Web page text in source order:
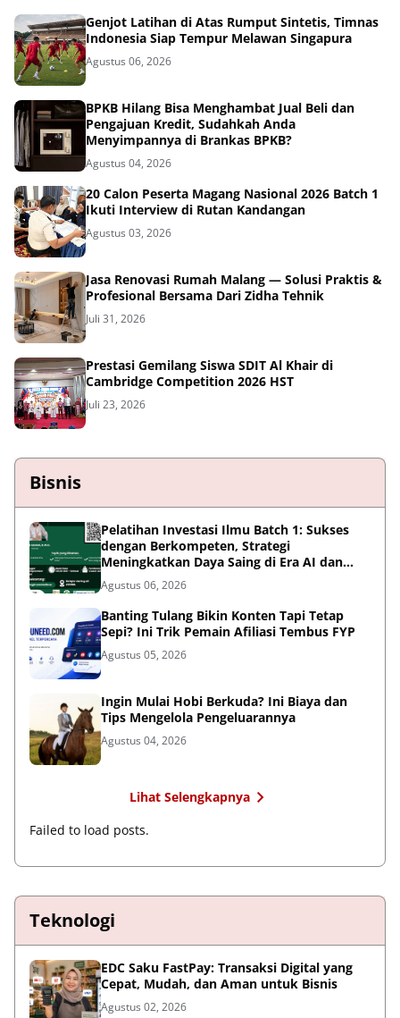
Genjot Latihan di Atas Rumput Sintetis, Timnas
Indonesia Siap Tempur Melawan Singapura
Agustus 06, 2026
BPKB Hilang Bisa Menghambat Jual Beli dan
Pengajuan Kredit, Sudahkah Anda
Menyimpannya di Brankas BPKB?
Agustus 04, 2026
20 Calon Peserta Magang Nasional 2026 Batch 1
Ikuti Interview di Rutan Kandangan
Agustus 03, 2026
Jasa Renovasi Rumah Malang — Solusi Praktis &
Profesional Bersama Dari Zidha Tehnik
Juli 31, 2026
Prestasi Gemilang Siswa SDIT Al Khair di
Cambridge Competition 2026 HST
Juli 23, 2026
Bisnis
Pelatihan Investasi Ilmu Batch 1: Sukses
dengan Berkompeten, Strategi
Meningkatkan Daya Saing di Era AI dan
Persaingan Global
Agustus 06, 2026
Banting Tulang Bikin Konten Tapi Tetap
Sepi? Ini Trik Pemain Afiliasi Tembus FYP
Agustus 05, 2026
Ingin Mulai Hobi Berkuda? Ini Biaya dan
Tips Mengelola Pengeluarannya
Agustus 04, 2026
Lihat Selengkapnya
Failed to load posts.
Teknologi
EDC Saku FastPay: Transaksi Digital yang
Cepat, Mudah, dan Aman untuk Bisnis
Agustus 02, 2026